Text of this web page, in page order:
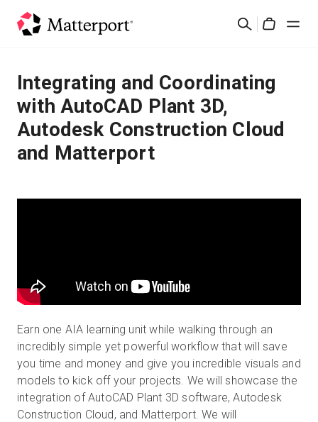
検
ソリューション
製品
料金設定
リソース
お問い合わせ
無料トライアル
営業担当 :03-6897-2960
Integrating and Coordinating
with AutoCAD Plant 3D,
Autodesk Construction Cloud
and Matterport
Earn one AIA learning unit while walking through an
incredibly simple yet powerful workflow that will save
you time and money and give you incredible visuals and
models to kick off your projects. We will showcase the
integration of AutoCAD Plant 3D software, Autodesk
Construction Cloud, and Matterport. We will